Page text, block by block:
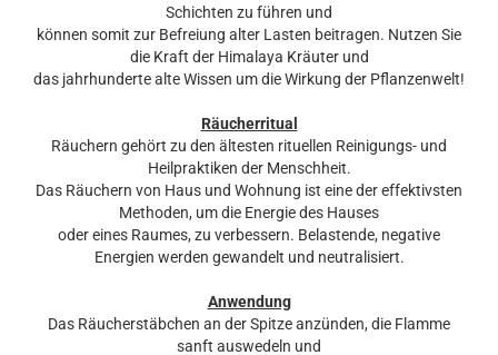
Schichten zu führen und
können somit zur Befreiung alter Lasten beitragen. Nutzen Sie
die Kraft der Himalaya Kräuter und
das jahrhunderte alte Wissen um die Wirkung der Pflanzenwelt!
Räucherritual
Räuchern gehört zu den ältesten rituellen Reinigungs- und
Heilpraktiken der Menschheit.
Das Räuchern von Haus und Wohnung ist eine der effektivsten
Methoden, um die Energie des Hauses
oder eines Raumes, zu verbessern. Belastende, negative
Energien werden gewandelt und neutralisiert.
Anwendung
Das Räucherstäbchen an der Spitze anzünden, die Flamme
sanft auswedeln und